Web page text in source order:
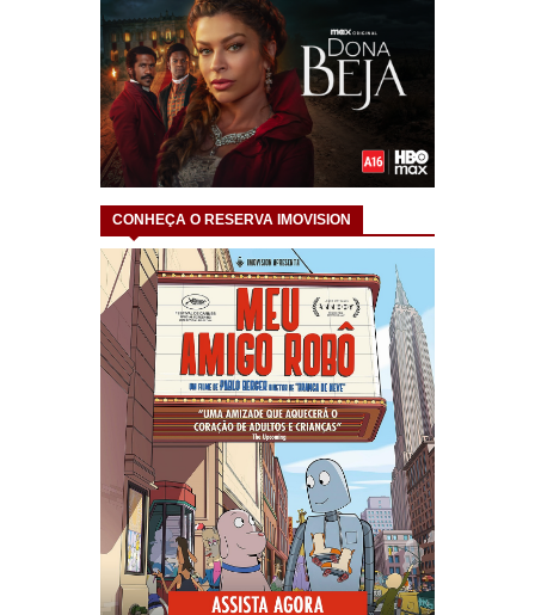
CONHEÇA O RESERVA IMOVISION